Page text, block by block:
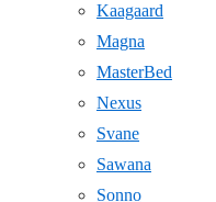
Kaagaard
Magna
MasterBed
Nexus
Svane
Sawana
Sonno